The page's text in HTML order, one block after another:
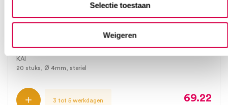
Selectie toestaan
Weigeren
Kai Biopsie Punch huidstans, 4mm (20)
KAI
20 stuks, Ø 4mm, steriel
3 tot 5 werkdagen 69.22